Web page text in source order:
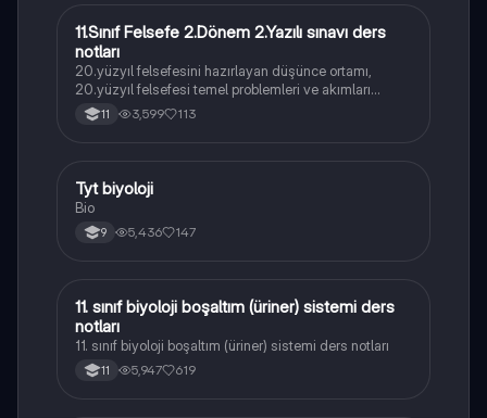
Felsefe
11.Sınıf Felsefe 2.Dönem 2.Yazılı sınavı ders
notları
20.yüzyıl felsefesini hazırlayan düşünce ortamı,
20.yüzyıl felsefesi temel problemleri ve akımları
konularını içermektedir
11 3,599 113
Biyoloji
Tyt biyoloji
Bio
9 5,436 147
Biyoloji
11. sınıf biyoloji boşaltım (üriner) sistemi ders
notları
11. sınıf biyoloji boşaltım (üriner) sistemi ders notları
11 5,947 619